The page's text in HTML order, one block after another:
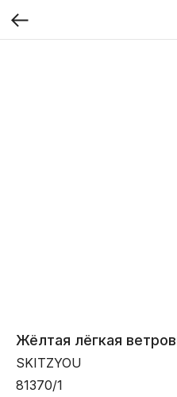
Жёлтая лёгкая
SKITZYOU
81370/1